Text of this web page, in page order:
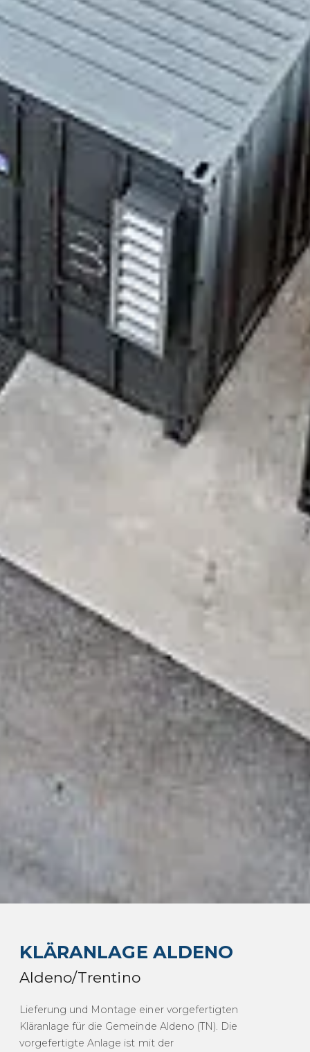
KLÄRANLAGE ALDENO
Aldeno/Trentino
Lieferung und Montage einer vorgefertigten
Kläranlage für die Gemeinde Aldeno (TN). Die
vorgefertigte Anlage ist mit der